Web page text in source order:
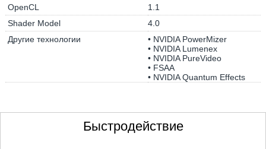
OpenCL
1.1
Shader Model
4.0
Другие технологии
• NVIDIA PowerMizer
• NVIDIA Lumenex
• NVIDIA PureVideo
• FSAA
• NVIDIA Quantum Effects
Быстродействие